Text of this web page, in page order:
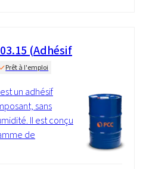
(Adhésif
Prêt à l'emploi
un adhésif
sans
Il est conçu
de